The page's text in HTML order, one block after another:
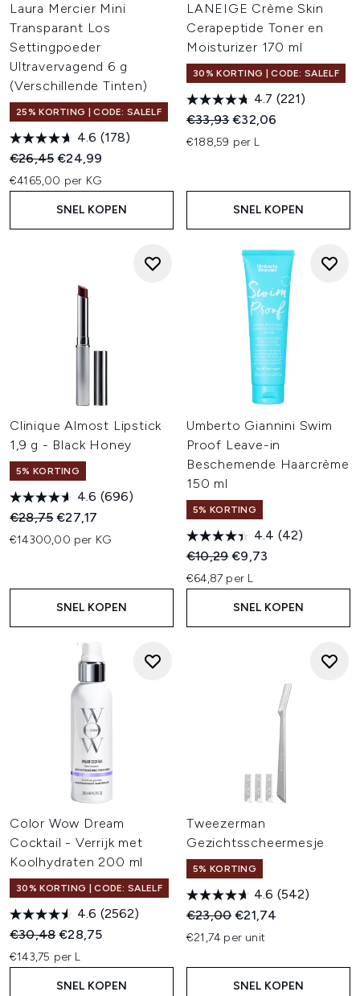
Laura Mercier Mini
Transparant Los
Settingpoeder
Ultravervagend 6 g
(Verschillende Tinten)
25% KORTING | CODE: SALELF
4.6 (178)
Recommended Retail Price:
€26,45Huidige prijs:
€24,99
€4165,00 per KG
SNEL KOPEN
LANEIGE Crème Skin
Cerapeptide Toner en
Moisturizer 170 ml
30% KORTING | CODE: SALELF
4.7 (221)
Recommended Retail Price:
€33,93Huidige prijs:
€32,06
€188,59 per L
SNEL KOPEN
Clinique Almost Lipstick
1,9 g - Black Honey
5% KORTING
4.6 (696)
Recommended Retail Price:
€28,75Huidige prijs:
€27,17
€14300,00 per KG
SNEL KOPEN
Umberto Giannini Swim
Proof Leave-in
Beschemende Haarcrème
150 ml
5% KORTING
4.4 (42)
Recommended Retail Price:
€10,29Huidige prijs:
€9,73
€64,87 per L
SNEL KOPEN
Color Wow Dream
Cocktail - Verrijk met
Koolhydraten 200 ml
30% KORTING | CODE: SALELF
4.6 (2562)
Recommended Retail Price:
€30,48Huidige prijs:
€28,75
€143,75 per L
SNEL KOPEN
Tweezerman
Gezichtsscheermesje
5% KORTING
4.6 (542)
Recommended Retail Price:
€23,00Huidige prijs:
€21,74
€21,74 per unit
SNEL KOPEN